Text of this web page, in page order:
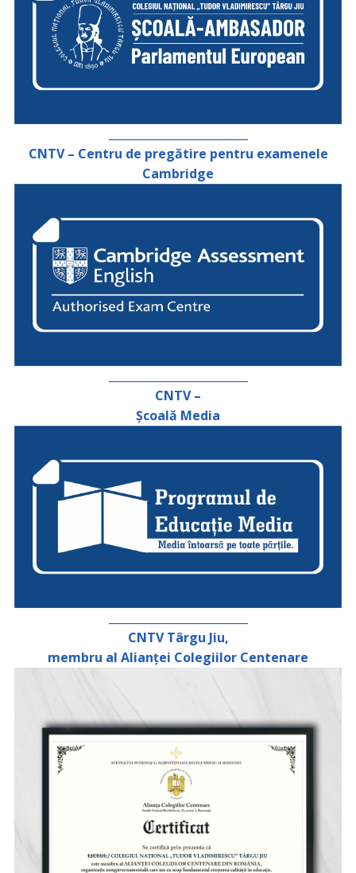
CNTV – Centru de pregătire pentru examenele
Cambridge
CNTV –
Școală Media
CNTV Târgu Jiu,
membru al Alianței Colegiilor Centenare